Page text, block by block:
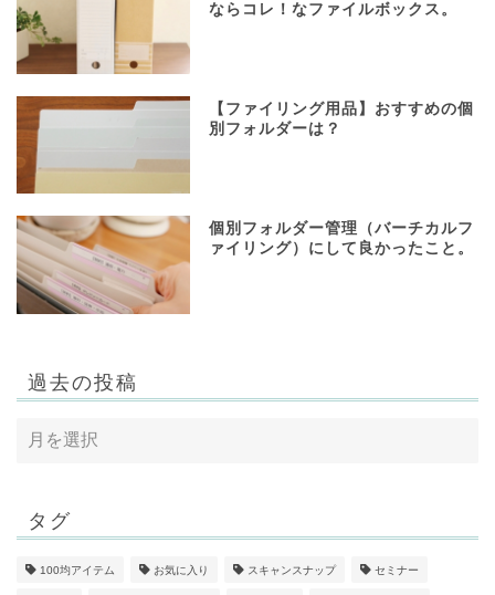
ならコレ！なファイルボックス。
【ファイリング用品】おすすめの個
別フォルダーは？
個別フォルダー管理（バーチカルフ
ァイリング）にして良かったこと。
過去の投稿
タグ
100均アイテム お気に入り スキャンスナップ セミナー